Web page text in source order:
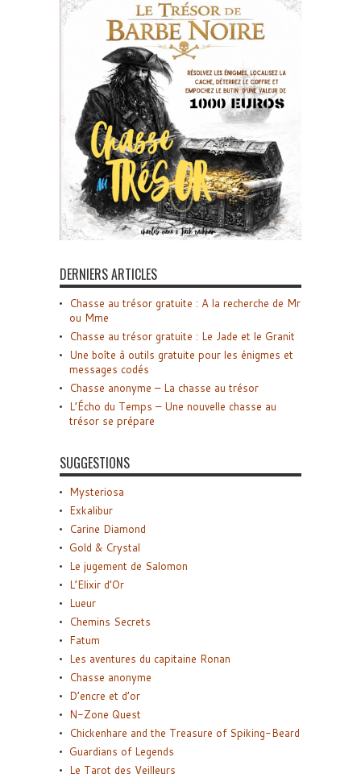
DERNIERS ARTICLES
Chasse au trésor gratuite : A la recherche de Mr
ou Mme
Chasse au trésor gratuite : Le Jade et le Granit
Une boîte à outils gratuite pour les énigmes et
messages codés
Chasse anonyme – La chasse au trésor
L’Écho du Temps – Une nouvelle chasse au
trésor se prépare
SUGGESTIONS
Mysteriosa
Exkalibur
Carine Diamond
Gold & Crystal
Le jugement de Salomon
L’Elixir d’Or
Lueur
Chemins Secrets
Fatum
Les aventures du capitaine Ronan
Chasse anonyme
D’encre et d’or
N-Zone Quest
Chickenhare and the Treasure of Spiking-Beard
Guardians of Legends
Le Tarot des Veilleurs